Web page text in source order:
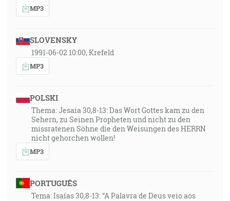
MP3
SLOVENSKY
1991-06-02 10:00, Krefeld
MP3
POLSKI
Thema: Jesaia 30,8-13: Das Wort Gottes kam zu den
Sehern, zu Seinen Propheten und nicht zu den
missratenen Söhne die den Weisungen des HERRN
nicht gehorchen wollen!
MP3
PORTUGUÊS
Tema: Isaías 30,8-13: “A Palavra de Deus veio aos